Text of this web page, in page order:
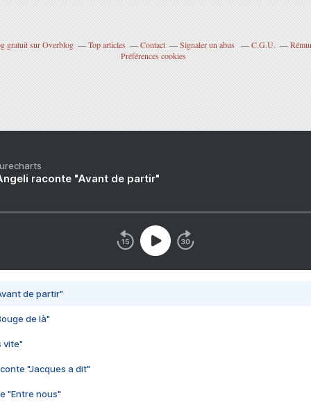
gratuit sur Overblog Top articles Contact Signaler un abus C.G.U.
Préférences cookies
raconte "Avant de partir"
de partir"
de là"
vite"
"Jacques a dit"
"Entre nous"